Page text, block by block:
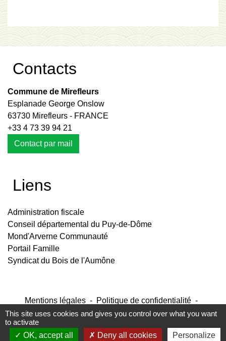
Contacts
Commune de Mirefleurs
Esplanade George Onslow
63730 Mirefleurs - FRANCE
+33 4 73 39 94 21
Contact par mail
Liens
Administration fiscale
Conseil départemental du Puy-de-Dôme
Mond'Arverne Communauté
Portail Famille
Syndicat du Bois de l'Aumône
Mentions légales - Politique de confidentialité -
Accessibilité - Plan du site - Gestion des cookies
Site créé en partenariat avec Réseau des Communes
This site uses cookies and gives you control over what you want
to activate
OK, accept all
Deny all cookies Personalize